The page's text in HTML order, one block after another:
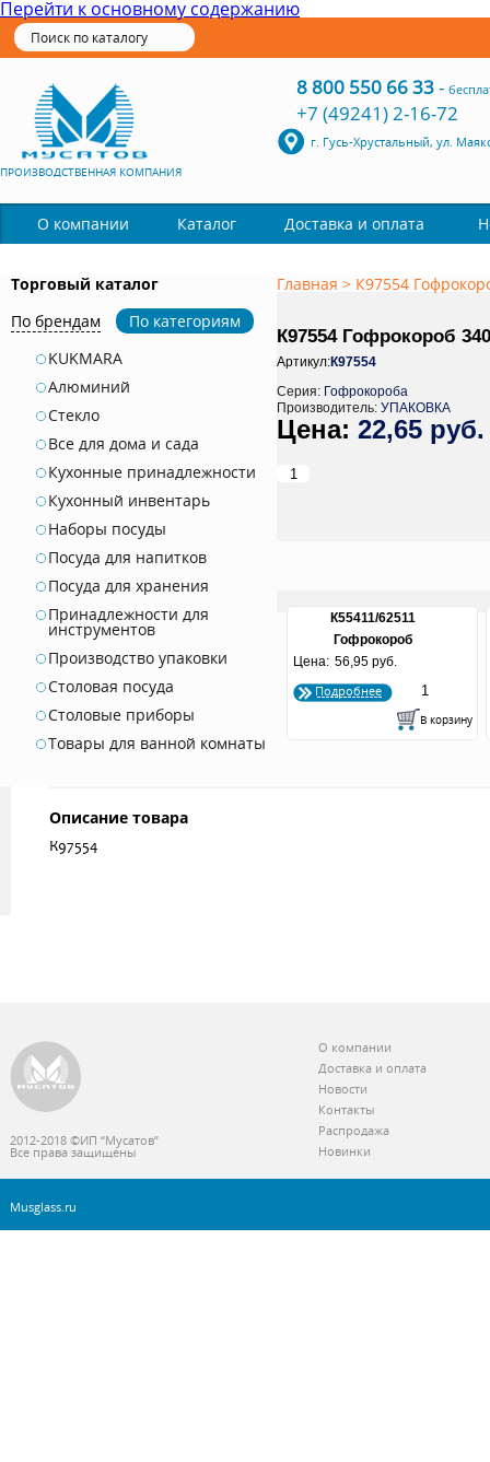
Перейти к основному содержанию
ПРОИЗВОДСТВЕННАЯ КОМПАНИЯ
8 800 550 66 33-
+7 (49241) 2-16-72
г. Гусь-Хрустальный, ул.
О компании Каталог Доставка и оплата
Торговый каталог
По брендам
По категориям
KUKMARA
Алюминий
Стекло
Все для дома и сада
Кухонные принадлежности
Кухонный инвентарь
Наборы посуды
Посуда для напитков
Посуда для хранения
Принадлежности для
инструментов
Производство упаковки
Столовая посуда
Столовые приборы
Товары для ванной комнаты
Главная > К97554
К97554 Гофрокороб
Артикул:К97554
Серия: Гофрокороба
Производитель: УПАКОВКА
22,65 руб.
К55411/62511
Гофрокороб
490*265*200 1/8
Цена: 56,95 руб.
Подробнее
Описание товара
К97554
2012-2018 ©ИП “Мусатов”
Все права защищены
О компании
Доставка и оплата
Новости
Контакты
Распродажа
Новинки
Musglass.ru